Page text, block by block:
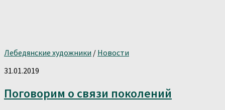
Лебедянские художники / Новости
31.01.2019
Поговорим о связи поколений